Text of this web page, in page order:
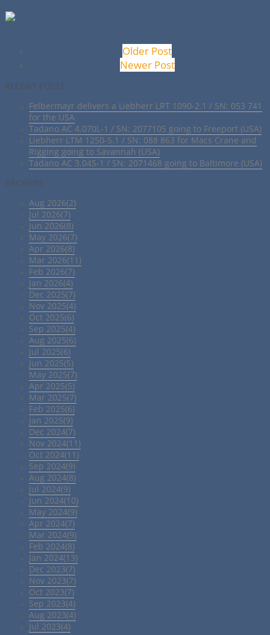
Older Post
Newer Post
RECENT POSTS
Felbermayr delivers a Liebherr LRT 1090-2.1 / SN: 053 741
for the USA
Tadano AC 4.070L-1 / SN: 2077105 going to Freeport (USA)
Liebherr LTM 1250-5.1 / SN: 088 863 for Macs Crane and
Rigging going to Savannah (USA)
Tadano AC 3.045-1 / SN: 2071468 going to Baltimore (USA)
ARCHIVES
Aug 2026(2)
Jul 2026(7)
Jun 2026(8)
May 2026(7)
Apr 2026(8)
Mar 2026(11)
Feb 2026(7)
Jan 2026(4)
Dec 2025(7)
Nov 2025(4)
Oct 2025(6)
Sep 2025(4)
Aug 2025(6)
Jul 2025(6)
Jun 2025(5)
May 2025(7)
Apr 2025(5)
Mar 2025(7)
Feb 2025(6)
Jan 2025(9)
Dec 2024(7)
Nov 2024(11)
Oct 2024(11)
Sep 2024(9)
Aug 2024(8)
Jul 2024(9)
Jun 2024(10)
May 2024(9)
Apr 2024(7)
Mar 2024(9)
Feb 2024(8)
Jan 2024(13)
Dec 2023(7)
Nov 2023(7)
Oct 2023(7)
Sep 2023(4)
Aug 2023(4)
Jul 2023(4)